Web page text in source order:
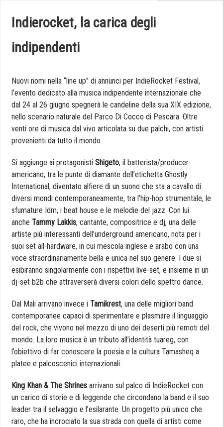
Indierocket, la carica degli
indipendenti
Nuovi nomi nella “line up” di annunci per IndieRocket Festival,
l’evento dedicato alla musica indipendente internazionale che
dal 24 al 26 giugno spegnerà le candeline della sua XIX edizione,
nello scenario naturale del Parco Di Cocco di Pescara. Oltre
venti ore di musica dal vivo articolata su due palchi, con artisti
provenienti da tutto il mondo.
Si aggiunge ai protagonisti Shigeto, il batterista/producer
americano, tra le punte di diamante dell’etichetta Ghostly
International, diventato alfiere di un suono che sta a cavallo di
diversi mondi contemporaneamente, tra l’hip-hop strumentale, le
sfumature Idm, i beat house e le melodie del jazz. Con lui
anche Tammy Lakkis, cantante, compositrice e dj, una delle
artiste più interessanti dell’underground americano, nota per i
suoi set all-hardware, in cui mescola inglese e arabo con una
voce straordinariamente bella e unica nel suo genere. I due si
esibiranno singolarmente con i rispettivi live-set, e insieme in un
dj-set b2b che attraverserà diversi colori dello spettro dance.
Dal Mali arrivano invece i Tamikrest, una delle migliori band
contemporanee capaci di sperimentare e plasmare il linguaggio
del rock, che vivono nel mezzo di uno dei deserti più remoti del
mondo. La loro musica è un tributo all’identità tuareg, con
l’obiettivo di far conoscere la poesia e la cultura Tamasheq a
platee e palcoscenici internazionali.
King Khan & The Shrines arrivano sul palco di IndieRocket con
un carico di storie e di leggende che circondano la band e il suo
leader tra il selvaggio e l’esilarante. Un progetto più unico che
raro, che ha incrociato la sua strada con quella di artisti come